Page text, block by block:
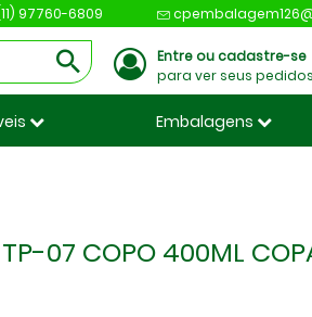
97760-6809
Entre ou cadastre-se
para ver seus
Embalagens
07 COPO 400ML